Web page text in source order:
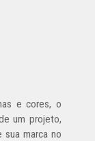
e cores, o
um projeto,
marca no